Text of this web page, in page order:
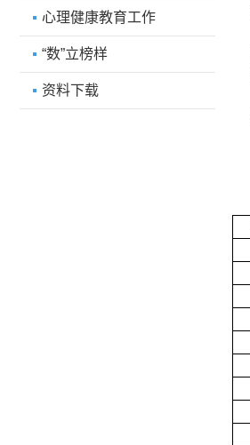
心理健康教育工作
“数”立榜样
资料下载